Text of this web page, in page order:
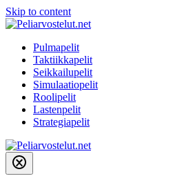
Skip to content
Pulmapelit
Taktiikkapelit
Seikkailupelit
Simulaatiopelit
Roolipelit
Lastenpelit
Strategiapelit